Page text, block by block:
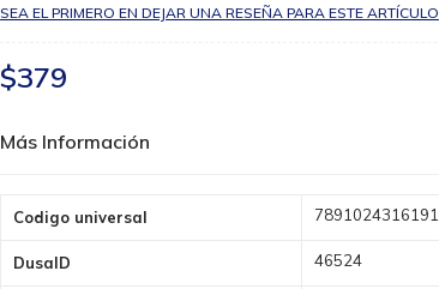
SEA EL PRIMERO EN DEJAR UNA RESEÑA PARA ESTE ARTÍCULO
$379
Más Información
Información
Codigo universal 7891024316191
DusaID 46524